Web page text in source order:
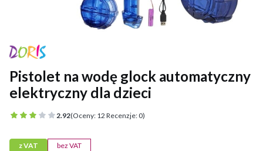
Pistolet na wodę glock automatyczny
elektryczny dla dzieci
2.92(Oceny: 12 Recenzje: 0)
z VAT bez VAT